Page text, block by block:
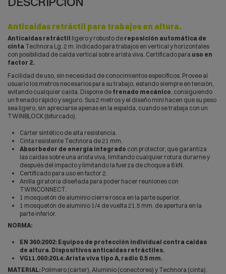
Anticaídas retráctil para trabajos en altura.
Anticaídas retráctil ligero y robusto de reposición automática de
cinta Technora Lg. 2 m. Indicado para trabajos en vertical y horizontales
con posibilidad de caída vertical sobre arista viva. Certificado para uso en
factor 2.
Facilidad de uso, sin necesidad de conocimientos específicos. Provee al
usuario los metros necesarios para su trabajo, estando siempre en tensión,
evitando cualquier caída. Dispone de frenado mecánico , consiguiendo
un frenado rápido y seguro. Sus 2 metros y el diseño mini hacen que su peso
sea ligero, sin apreciarse apenas en la espalda, cuando se trabaja con un
TWINBLOCK (bifurcado).
Cárter sintético de alta resistencia.
Cinta resistente Technora de 21 mm.
Absorbedor de energía integrado con protector, que garantiza
las caídas sobre una arista viva, limitando cualquier rotura durarne y
después del impacto y limitando la fuerza de choque a 6 kN.
Certificado para uso en factor 2.
Anilla giratoria diseñada para poder hacer reuniones con
TWINCONNECT.
1 mosquetón de aluminio cierre rosca en la parte superior.
1 mosquetón de aluminio 1/4 de vuelta 21,5 mm. de apertura en la
parte inferior.
NORMA:
EN 360:2002: Equipos de protección individual contra caídas
de altura. Dispositivos anticaídas retráctiles.
VG11.060:2014: Arista viva tipo A, radio 0.5 mm.
MATERIAL: Polímero (cárter), Aluminio (conectores) y Technora (cinta).